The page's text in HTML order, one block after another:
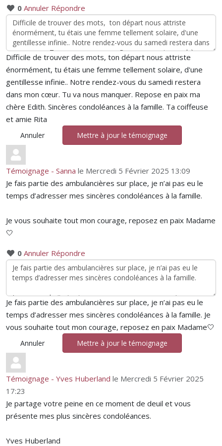
0 Annuler Répondre
Difficile de trouver des mots, ton départ nous attriste
énormément, tu étais une femme tellement solaire, d'une
gentillesse infinie.. Notre rendez-vous du samedi restera
dans mon cœur. Tu va nous manquer. Repose en paix ma
chère Edith. Sincères condoléances à la famille. Ta coiffeuse
et amie Rita
Annuler Mettre à jour le témoignage
Témoignage - Sanna le Mercredi 5 Février 2025 13:09
Je fais partie des ambulancières sur place, je n’ai pas eu le
temps d’adresser mes sincères condoléances à la famille.
Je vous souhaite tout mon courage, reposez en paix Madame
🤍
0 Annuler Répondre
Je fais partie des ambulancières sur place, je n’ai pas eu le
temps d’adresser mes sincères condoléances à la famille. Je
vous souhaite tout mon courage, reposez en paix Madame🤍
Annuler Mettre à jour le témoignage
Témoignage - Yves Huberland le Mercredi 5 Février 2025
17:23
Je partage votre peine en ce moment de deuil et vous
présente mes plus sincères condoléances.
Yves Huberland